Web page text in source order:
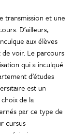
transmission et une
D’ailleurs,
aux élèves
voir. Le parcours
qui a inculqué
d’études
est un
de la
par ce type de
cursus